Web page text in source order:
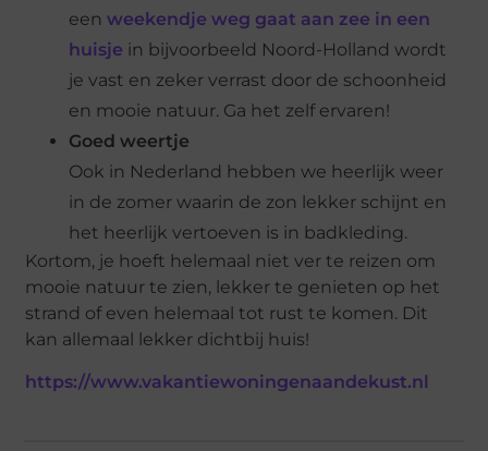
eenweekendje weg gaat aan zee in een
huisje in bijvoorbeeld Noord-Holland wordt
je vast en zeker verrast door de schoonheid
en mooie natuur. Ga het zelf ervaren!
Goed weertje
Ook in Nederland hebben we heerlijk weer
in de zomer waarin de zon lekker schijnt en
het heerlijk vertoeven is in badkleding.
Kortom, je hoeft helemaal niet ver te reizen om
mooie natuur te zien, lekker te genieten op het
strand of even helemaal tot rust te komen. Dit
kan allemaal lekker dichtbij huis!
https://www.vakantiewoningenaandekust.nl